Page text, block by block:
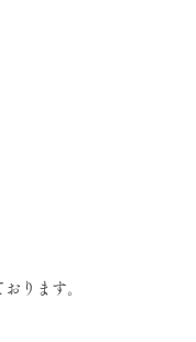
ります。